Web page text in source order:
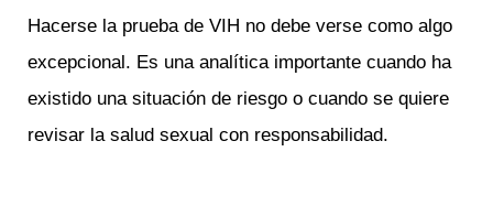
Hacerse la prueba de VIH no debe verse como algo
excepcional. Es una analítica importante cuando ha
existido una situación de riesgo o cuando se quiere
revisar la salud sexual con responsabilidad.